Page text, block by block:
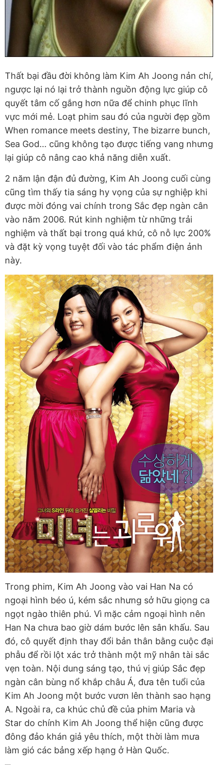
Thất bại đầu đời không làm Kim Ah Joong nản chí,
ngược lại nó lại trở thành nguồn động lực giúp cô
quyết tâm cố gắng hơn nữa để chinh phục lĩnh
vực mới mẻ. Loạt phim sau đó của người đẹp gồm
When romance meets destiny, The bizarre bunch,
Sea God… cũng không tạo được tiếng vang nhưng
lại giúp cô nâng cao khả năng diễn xuất.
2 năm lận đận đủ đường, Kim Ah Joong cuối cùng
cũng tìm thấy tia sáng hy vọng của sự nghiệp khi
được mời đóng vai chính trong Sắc đẹp ngàn cân
vào năm 2006. Rút kinh nghiệm từ những trải
nghiệm và thất bại trong quá khứ, cô nỗ lực 200%
và đặt kỳ vọng tuyệt đối vào tác phẩm điện ảnh
này.
Trong phim, Kim Ah Joong vào vai Han Na có
ngoại hình béo ú, kém sắc nhưng sở hữu giọng ca
ngọt ngào thiên phú. Vì mặc cảm ngoại hình nên
Han Na chưa bao giờ dám bước lên sân khấu. Sau
đó, cô quyết định thay đổi bản thân bằng cuộc đại
phẫu để rồi lột xác trở thành một mỹ nhân tài sắc
vẹn toàn. Nội dung sáng tạo, thú vị giúp Sắc đẹp
ngàn cân bùng nổ khắp châu Á, đưa tên tuổi của
Kim Ah Joong một bước vươn lên thành sao hạng
A. Ngoài ra, ca khúc chủ đề của phim Maria và
Star do chính Kim Ah Joong thể hiện cũng được
đông đảo khán giả yêu thích, một thời làm mưa
làm gió các bảng xếp hạng ở Hàn Quốc.